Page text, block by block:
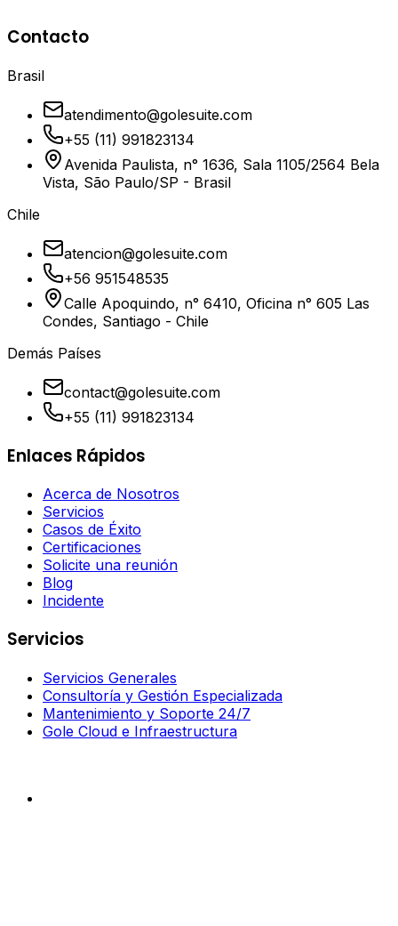
Tempo
Contacto
Brasil
atendimento@golesuite.com
+55 (11) 991823134
Avenida Paulista, n° 1636, Sala 1105/2564 Bela
Vista, São Paulo/SP - Brasil
Chile
atencion@golesuite.com
+56 951548535
Calle Apoquindo, n° 6410, Oficina n° 605 Las
Condes, Santiago - Chile
Demás Países
contact@golesuite.com
+55 (11) 991823134
Enlaces Rápidos
Acerca de Nosotros
Servicios
Casos de Éxito
Certificaciones
Solicite una reunión
Blog
Incidente
Servicios
Servicios Generales
Consultoría y Gestión Especializada
Mantenimiento y Soporte 24/7
Gole Cloud e Infraestructura